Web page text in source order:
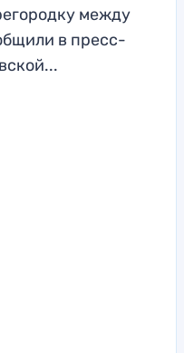
между
в пресс-